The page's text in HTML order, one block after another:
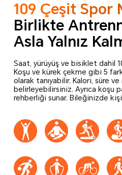
109 Çeşit Spor
Birlikte
Asla Yalnız
Saat, yürüyüş ve bisiklet dahil
Koşu ve kürek çekme gibi 5
olarak tanıyabilir. Kalori, süre
belirleyebilirsiniz. Ayrıca koşu
rehberliği sunar. Bileğinizde